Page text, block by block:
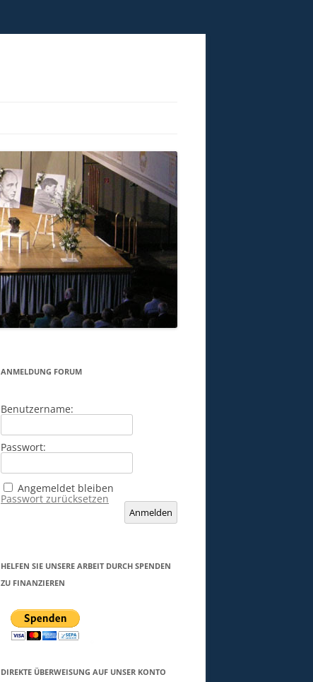
ANMELDUNG FORUM
Benutzername:
Passwort:
Angemeldet bleiben
Anmelden
Passwort zurücksetzen
HELFEN SIE UNSERE ARBEIT DURCH SPENDEN
ZU FINANZIEREN
DIREKTE ÜBERWEISUNG AUF UNSER KONTO